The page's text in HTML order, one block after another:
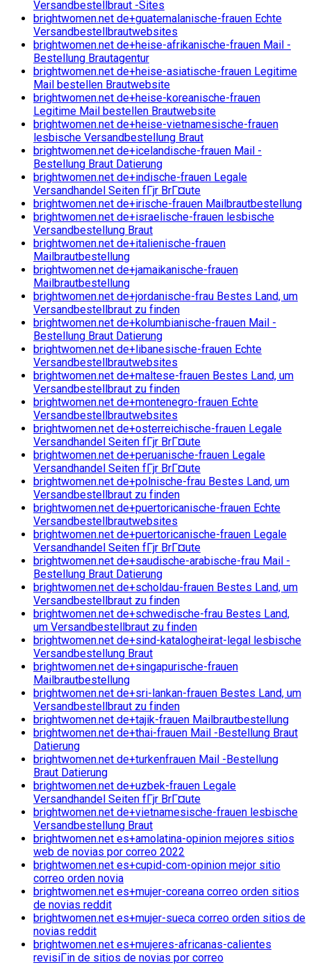
Versandbestellbraut -Sites
brightwomen.net de+guatemalanische-frauen Echte
Versandbestellbrautwebsites
brightwomen.net de+heise-afrikanische-frauen Mail -
Bestellung Brautagentur
brightwomen.net de+heise-asiatische-frauen Legitime
Mail bestellen Brautwebsite
brightwomen.net de+heise-koreanische-frauen
Legitime Mail bestellen Brautwebsite
brightwomen.net de+heise-vietnamesische-frauen
lesbische Versandbestellung Braut
brightwomen.net de+icelandische-frauen Mail -
Bestellung Braut Datierung
brightwomen.net de+indische-frauen Legale
Versandhandel Seiten fГјr BrГ¤ute
brightwomen.net de+irische-frauen Mailbrautbestellung
brightwomen.net de+israelische-frauen lesbische
Versandbestellung Braut
brightwomen.net de+italienische-frauen
Mailbrautbestellung
brightwomen.net de+jamaikanische-frauen
Mailbrautbestellung
brightwomen.net de+jordanische-frau Bestes Land, um
Versandbestellbraut zu finden
brightwomen.net de+kolumbianische-frauen Mail -
Bestellung Braut Datierung
brightwomen.net de+libanesische-frauen Echte
Versandbestellbrautwebsites
brightwomen.net de+maltese-frauen Bestes Land, um
Versandbestellbraut zu finden
brightwomen.net de+montenegro-frauen Echte
Versandbestellbrautwebsites
brightwomen.net de+osterreichische-frauen Legale
Versandhandel Seiten fГјr BrГ¤ute
brightwomen.net de+peruanische-frauen Legale
Versandhandel Seiten fГјr BrГ¤ute
brightwomen.net de+polnische-frau Bestes Land, um
Versandbestellbraut zu finden
brightwomen.net de+puertoricanische-frauen Echte
Versandbestellbrautwebsites
brightwomen.net de+puertoricanische-frauen Legale
Versandhandel Seiten fГјr BrГ¤ute
brightwomen.net de+saudische-arabische-frau Mail -
Bestellung Braut Datierung
brightwomen.net de+scholdau-frauen Bestes Land, um
Versandbestellbraut zu finden
brightwomen.net de+schwedische-frau Bestes Land,
um Versandbestellbraut zu finden
brightwomen.net de+sind-katalogheirat-legal lesbische
Versandbestellung Braut
brightwomen.net de+singapurische-frauen
Mailbrautbestellung
brightwomen.net de+sri-lankan-frauen Bestes Land, um
Versandbestellbraut zu finden
brightwomen.net de+tajik-frauen Mailbrautbestellung
brightwomen.net de+thai-frauen Mail -Bestellung Braut
Datierung
brightwomen.net de+turkenfrauen Mail -Bestellung
Braut Datierung
brightwomen.net de+uzbek-frauen Legale
Versandhandel Seiten fГјr BrГ¤ute
brightwomen.net de+vietnamesische-frauen lesbische
Versandbestellung Braut
brightwomen.net es+amolatina-opinion mejores sitios
web de novias por correo 2022
brightwomen.net es+cupid-com-opinion mejor sitio
correo orden novia
brightwomen.net es+mujer-coreana correo orden sitios
de novias reddit
brightwomen.net es+mujer-sueca correo orden sitios de
novias reddit
brightwomen.net es+mujeres-africanas-calientes
revisiГіn de sitios de novias por correo